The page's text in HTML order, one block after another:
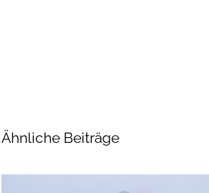
Ähnliche Beiträge